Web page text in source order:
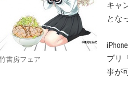
書房フェア
キャ
とな
プリ
事が